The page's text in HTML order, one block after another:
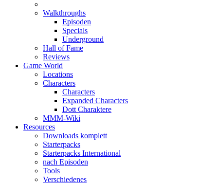
Walkthroughs
Episoden
Specials
Underground
Hall of Fame
Reviews
Game World
Locations
Characters
Characters
Expanded Characters
Dott Charaktere
MMM-Wiki
Resources
Downloads komplett
Starterpacks
Starterpacks International
nach Episoden
Tools
Verschiedenes